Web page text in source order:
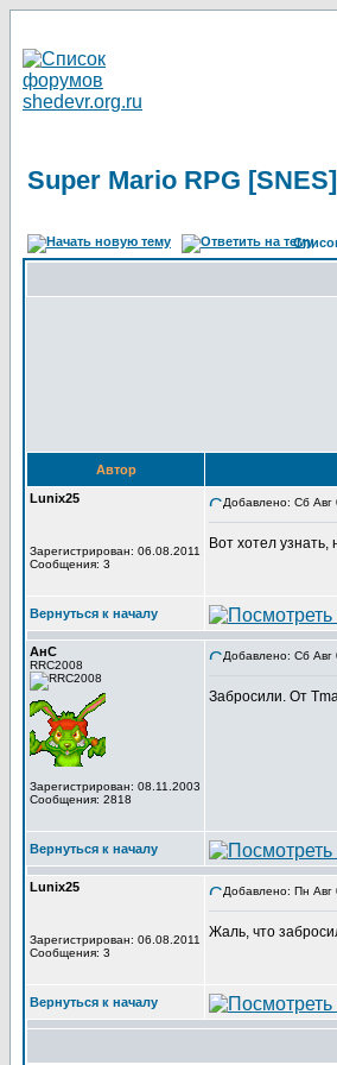
Super Mario RPG [SNES]
Автор
Lunix25
Зарегистрирован: 06.08.2011
Сообщения: 3
Добавлено: Сб Авг
Вот хотел
Вернуться к началу
АнС
RRC2008
Зарегистрирован: 08.11.2003
Сообщения: 2818
Добавлено: Сб Авг
Забросили. От
Вернуться к началу
Lunix25
Зарегистрирован: 06.08.2011
Сообщения: 3
Добавлено: Пн Авг
Жаль, что
Вернуться к началу